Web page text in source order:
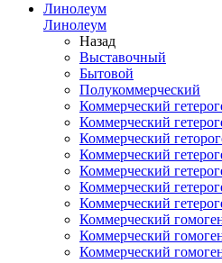
Линолеум
Линолеум
Назад
Выставочный
Бытовой
Полукоммерческий
Коммерческий
Коммерческий
Коммерческий
Коммерческий
Коммерческий
Коммерческий
Коммерческий
Коммерческий
Коммерческий
Коммерческий